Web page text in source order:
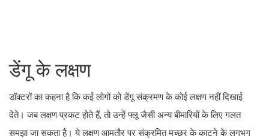
डेंगू के लक्षण
डॉक्टरों का कहना है कि कई लोगों को डेंगू संक्रमण के कोई लक्षण नहीं दिखाई
देते। जब लक्षण प्रकट होते हैं, तो उन्हें फ्लू जैसी अन्य बीमारियों के लिए गलत
समझा जा सकता है। ये लक्षण आमतौर पर संक्रमित मच्छर के काटने के लगभग